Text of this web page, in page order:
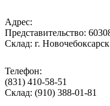
Адрес:
Представительство:
Склад: г.
Телефон:
(831) 410-58-51
Склад: (910) 388-01-81